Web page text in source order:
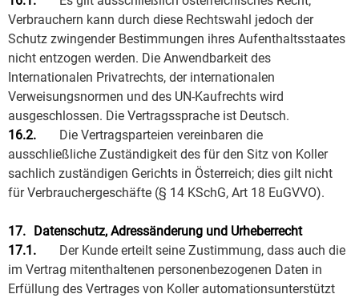
Verbrauchern kann durch diese Rechtswahl jedoch der
Schutz zwingender Bestimmungen ihres Aufenthaltsstaates
nicht entzogen werden. Die Anwendbarkeit des
Internationalen Privatrechts, der internationalen
Verweisungsnormen und des UN-Kaufrechts wird
ausgeschlossen. Die Vertragssprache ist Deutsch.
16.2.
Die Vertragsparteien vereinbaren die
ausschließliche Zuständigkeit des für den Sitz von Koller
sachlich zuständigen Gerichts in Österreich; dies gilt nicht
für Verbrauchergeschäfte (§ 14 KSchG, Art 18 EuGVVO).
17. Datenschutz, Adressänderung und Urheberrecht
17.1.
Der Kunde erteilt seine Zustimmung, dass auch die
im Vertrag mitenthaltenen personenbezogenen Daten in
Erfüllung des Vertrages von Koller automationsunterstützt